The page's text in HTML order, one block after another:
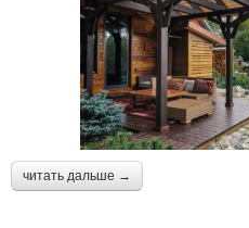
читать дальше →